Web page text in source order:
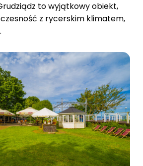
to wyjątkowy obiekt,
z rycerskim klimatem,